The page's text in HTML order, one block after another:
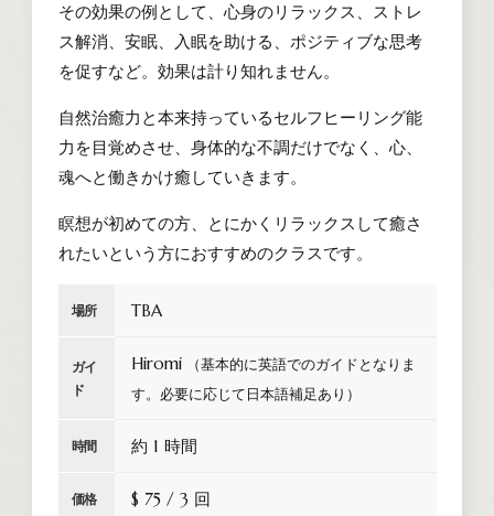
その効果の例として、心身のリラックス、ストレ
ス解消、安眠、入眠を助ける、ポジティブな思考
を促すなど。効果は計り知れません。
自然治癒力と本来持っているセルフヒーリング能
力を目覚めさせ、身体的な不調だけでなく、心、
魂へと働きかけ癒していきます。
瞑想が初めての方、とにかくリラックスして癒さ
れたいという方におすすめのクラスです。
場所 TBA
ガイ
ド
Hiromi（基本的に英語でのガイドとなりま
す。必要に応じて日本語補足あり）
時間 約 1 時間
価格 $ 75 / 3 回